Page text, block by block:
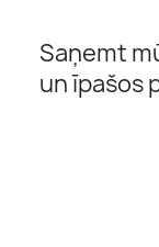
Saņemt
un īpašos